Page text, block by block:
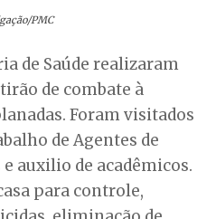
PMC
de Saúde realizaram
de combate à
Foram visitados
de Agentes de
auxilio de acadêmicos.
para controle,